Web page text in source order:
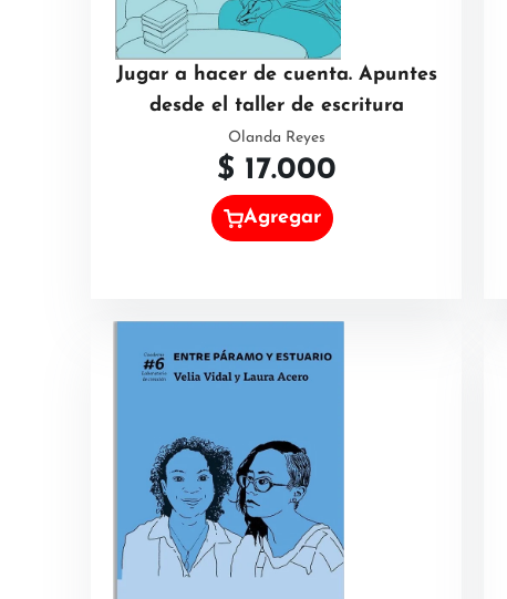
Jugar a hacer de cuenta. Apuntes
desde el taller de escritura
Olanda Reyes
$ 17.000
Agregar